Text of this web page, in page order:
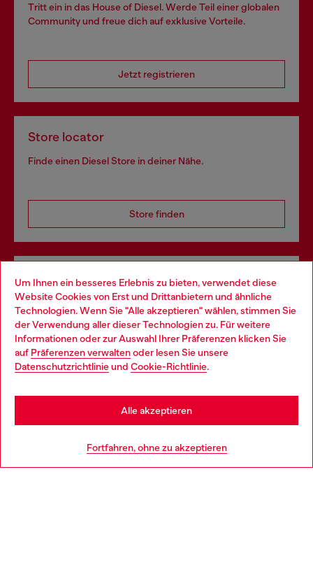
Um Ihnen ein besseres Erlebnis zu bieten, verwendet diese
Website Cookies von Erst und Drittanbietern und ähnliche
Technologien. Wenn Sie "Alle akzeptieren" wählen, stimmen Sie
der Verwendung aller dieser Technologien zu. Für weitere
Informationen oder zur Auswahl Ihrer Präferenzen klicken Sie
auf Präferenzen verwaltenoder lesen Sie unsere
Datenschutzrichtlinieund Cookie-Richtlinie.
Fortfahren, ohne zu akzeptieren
Alle akzeptieren
Tritt ein in das House of Diesel. Werde Teil einer globalen
Community und freue dich auf exklusive Vorteile.
Jetzt registrieren
Store locator
Finde einen Diesel Store in deiner Nähe.
Store finden
Omnichannel-Services
Entdecke unser gesamtes Service-Angebot, online und
im Store.
Mehr erfahren
Choose your location
You are currently browsing Deutschland website, but it seems
you may be based in United States